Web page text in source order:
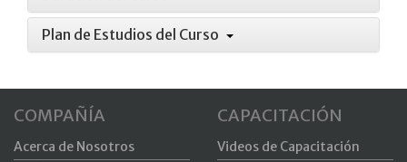
Plan de Estudios del Curso
COMPAÑÍA
Acerca de Nosotros
CAPACITACIÓN
Videos de Capacitación